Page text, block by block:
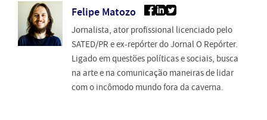
Felipe Matozo
Jornalista, ator profissional licenciado pelo
SATED/PR e ex-repórter do Jornal O Repórter.
Ligado em questões políticas e sociais, busca
na arte e na comunicação maneiras de lidar
com o incômodo mundo fora da caverna.